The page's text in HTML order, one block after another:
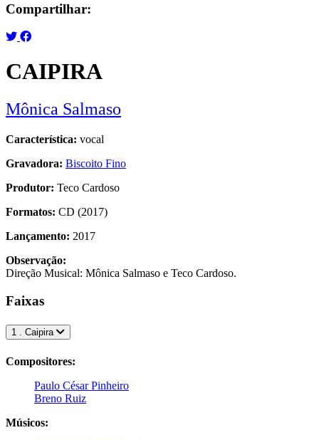
Compartilhar:
CAIPIRA
Mônica Salmaso
Característica: vocal
Gravadora: Biscoito Fino
Produtor: Teco Cardoso
Formatos: CD (2017)
Lançamento: 2017
Observação:
Direção Musical: Mônica Salmaso e Teco Cardoso.
Faixas
1 . Caipira
Compositores:
Paulo César Pinheiro
Breno Ruiz
Músicos: